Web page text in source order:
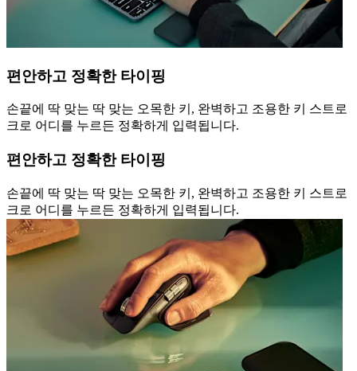
편안하고 정확한 타이핑
손끝에 딱 맞는 딱 맞는 오목한 키, 완벽하고 조용한 키 스트로
크로 어디를 누르든 정확하게 입력됩니다.
편안하고 정확한 타이핑
손끝에 딱 맞는 딱 맞는 오목한 키, 완벽하고 조용한 키 스트로
크로 어디를 누르든 정확하게 입력됩니다.